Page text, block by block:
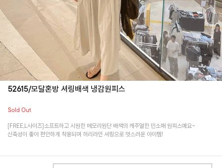
52615/모달혼방 셔링배색 냉감원피스
Sold Out
[FREE,L사이즈]소프트하고 시원한 메모리원단 배색의 캐주얼한 민소매 원피스예요~
신축성이 좋아 편안하게 착용되며 허리라인 셔링으로 멋스러운 아이템!